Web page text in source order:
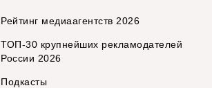
Рейтинг медиаагентств 2026
ТОП-30 крупнейших рекламодателей
России 2026
Подкасты